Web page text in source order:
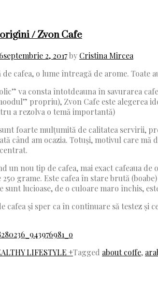
/ Zvon Cafe
septembrie 2, 2017by Cristina Mircea
de cafea, o lume întreagă de arome. Toate
va consta întotdeauna în savurarea
propriu), Zvon Cafe este
a rezolva o temă importantă)
foarte mulțumită de calitatea servirii,
când am ocazia. Totuși, motivul care mă
un nou tip de cafea, mai exact cafeaua
grame. Este cafea în stare brută
sunt lucioase, de o culoare maro închis,
cafea și sper ca în continuare să testez
LIFESTYLE +Tagged about coffe,